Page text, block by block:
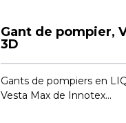
Gant de pompier,
3D
Gants de pompiers en
Vesta Max de Innotex...